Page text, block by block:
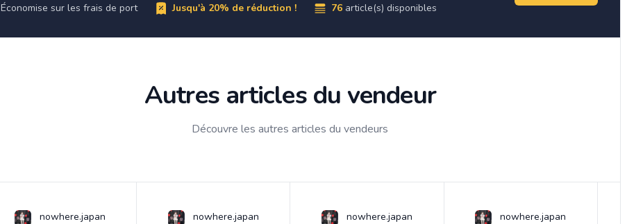
Économise sur les frais de port Jusqu'à 20% de réduction ! 76 article(s) disponibles
Autres articles du vendeur
Découvre les autres articles du vendeurs
nowhere.japan nowhere.japan nowhere.japan nowhere.japan